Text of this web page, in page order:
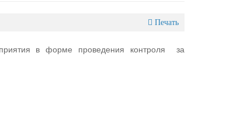
Печать
в форме проведения контроля за